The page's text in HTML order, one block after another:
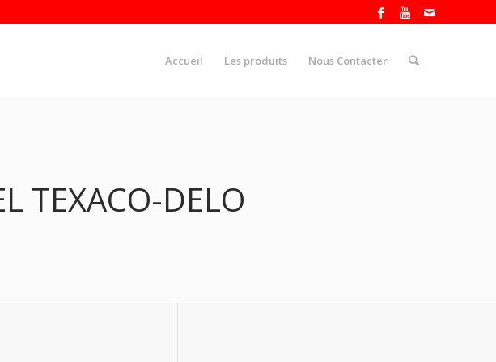
Accueil Les produits Nous Contacter
TEXACO-DELO